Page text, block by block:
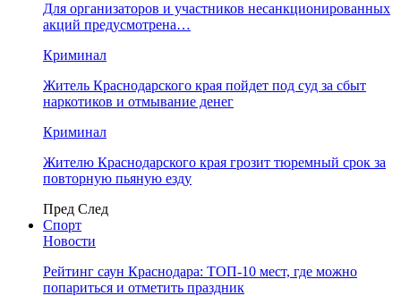
Для организаторов и участников несанкционированных
акций предусмотрена…
Криминал
Житель Краснодарского края пойдет под суд за сбыт
наркотиков и отмывание денег
Криминал
Жителю Краснодарского края грозит тюремный срок за
повторную пьяную езду
Пред След
Спорт
Новости
Рейтинг саун Краснодара: ТОП-10 мест, где можно
попариться и отметить праздник